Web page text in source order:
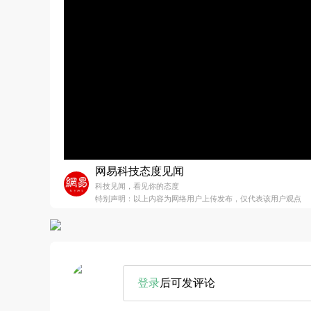
网易科技态度见闻
科技见闻，看见你的态度
特别声明：以上内容为网络用户上传发布，仅代表该用户观点
登录后可发评论